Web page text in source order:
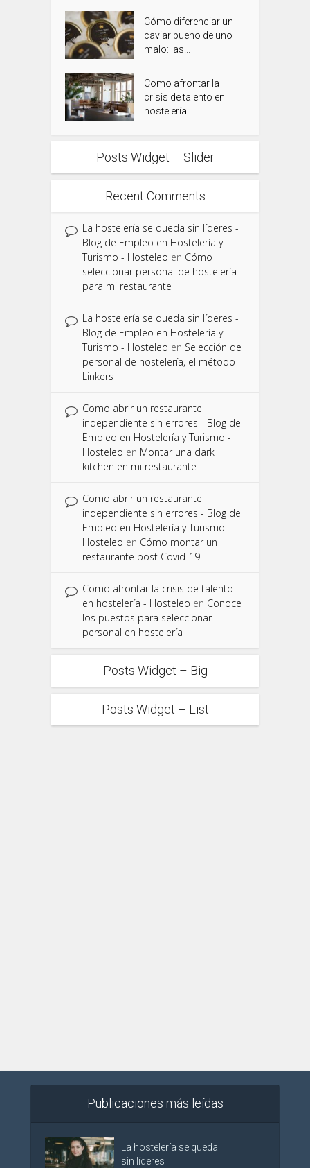
Cómo diferenciar un
caviar bueno de uno
malo: las...
Como afrontar la
crisis de talento en
hostelería
Posts Widget – Slider
Recent Comments
La hostelería se queda sin líderes -
Blog de Empleo en Hostelería y
Turismo - Hosteleo en Cómo
seleccionar personal de hostelería
para mi restaurante
La hostelería se queda sin líderes -
Blog de Empleo en Hostelería y
Turismo - Hosteleo en Selección de
personal de hostelería, el método
Linkers
Como abrir un restaurante
independiente sin errores - Blog de
Empleo en Hostelería y Turismo -
Hosteleo en Montar una dark
kitchen en mi restaurante
Como abrir un restaurante
independiente sin errores - Blog de
Empleo en Hostelería y Turismo -
Hosteleo en Cómo montar un
restaurante post Covid-19
Como afrontar la crisis de talento
en hostelería - Hosteleo en Conoce
los puestos para seleccionar
personal en hostelería
Posts Widget – Big
Posts Widget – List
Publicaciones más leídas
La hostelería se queda
sin líderes